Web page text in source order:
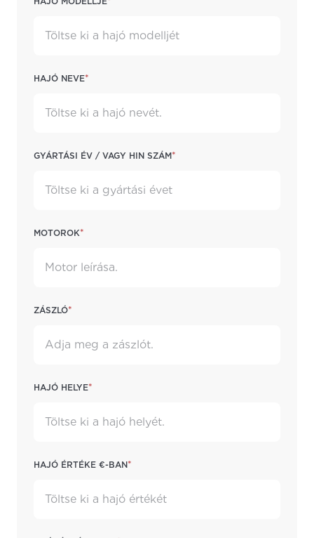
S62
V65
Hajó neve*
Gyártási év / vagy HIN szám*
Motorok*
Zászló*
Hajó helye*
Hajó értéke €-ban*